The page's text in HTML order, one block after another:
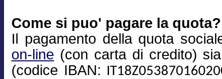
Come si puo' pagare la quota?
Il pagamento della quota
on-line (con carta di credito)
(codice IBAN: